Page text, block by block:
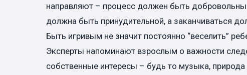
направляют – процесс должен быть
должна быть принудительной, а заканчиваться
Быть игривым не значит постоянно “веселить”
Эксперты напоминают взрослым о важности
собственные интересы – будь то музыка, природа